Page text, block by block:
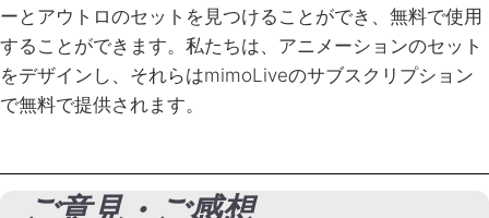
ーとアウトロのセットを見つけることができ、無料で使用
することができます。私たちは、アニメーションのセット
をデザインし、それらはmimoLiveのサブスクリプション
で無料で提供されます。
ご意見・ご感想